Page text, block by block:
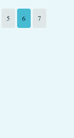
5 6 7